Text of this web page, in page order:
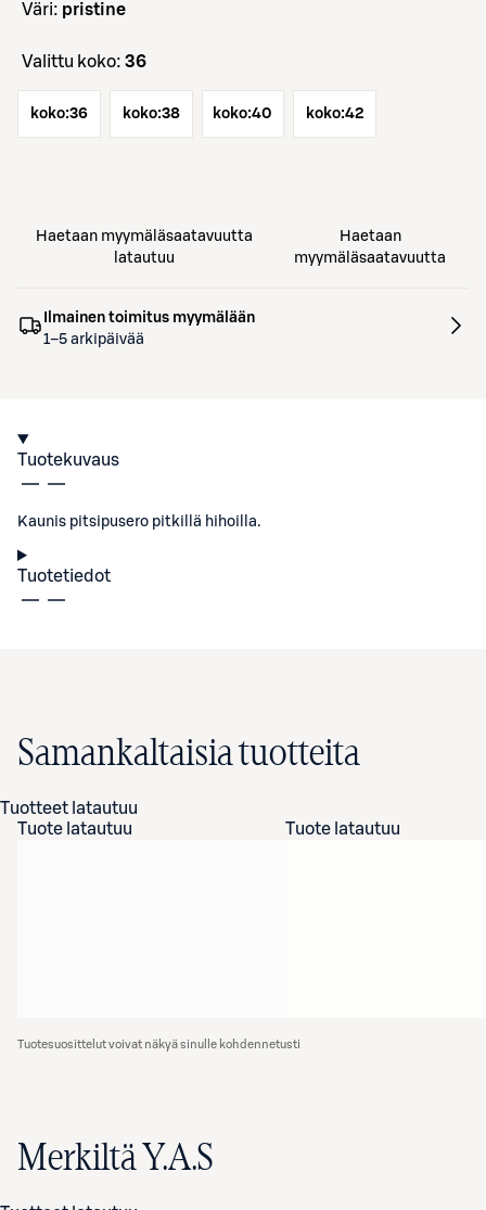
väri: pristine
Valittu koko: 36
koko:36 koko:38 koko:40 koko:42
Haetaan myymäläsaatavuutta
latautuu
Haetaan
myymäläsaatavuutta
Ilmainen toimitus myymälään
1–5 arkipäivää
Tuotekuvaus
Kaunis pitsipusero pitkillä hihoilla.
Tuotetiedot
Samankaltaisia tuotteita
Tuotteet latautuu
Tuote latautuu
Tuote latautuu
Tuotesuosittelut voivat näkyä sinulle kohdennetusti
Merkiltä Y.A.S